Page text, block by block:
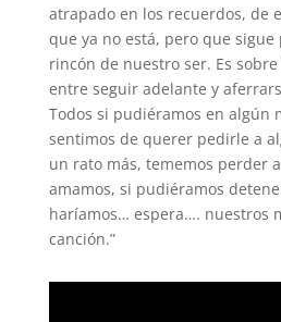
atrapado en los recuerdos, de
que ya no está, pero que sigue
rincón de nuestro ser. Es
entre seguir adelante y
Todos si pudiéramos en algún
sentimos de querer pedirle a
un rato más, tememos perder
amamos, si pudiéramos
haríamos… espera…. nuestros
canción.”